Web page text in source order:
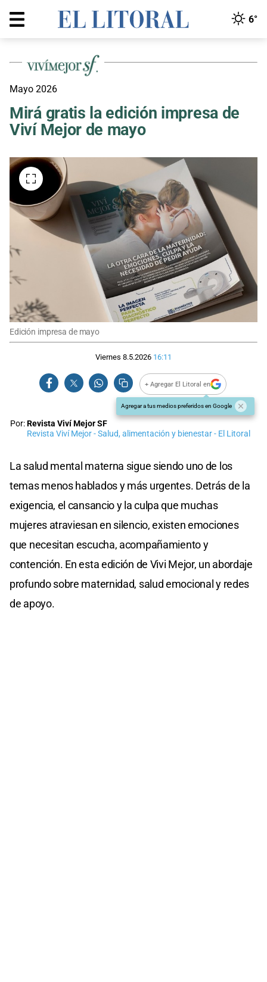
6°
Mayo 2026
Mirá gratis la edición impresa de
Viví Mejor de mayo
Edición impresa de mayo
Viernes 8.5.2026 16:11
+ Agregar El Litoral en
Agregar a tus medios preferidos en Google
Por:Revista Viví Mejor SF
Revista Viví Mejor - Salud, alimentación y bienestar - El Litoral
La salud mental materna sigue siendo uno de los
temas menos hablados y más urgentes. Detrás de la
exigencia, el cansancio y la culpa que muchas
mujeres atraviesan en silencio, existen emociones
que necesitan escucha, acompañamiento y
contención. En esta edición de Vivi Mejor, un abordaje
profundo sobre maternidad, salud emocional y redes
de apoyo.